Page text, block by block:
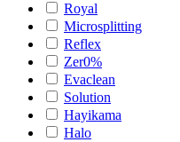
Royal
Microsplitting
Reflex
Zer0%
Evaclean
Solution
Hayikama
Halo